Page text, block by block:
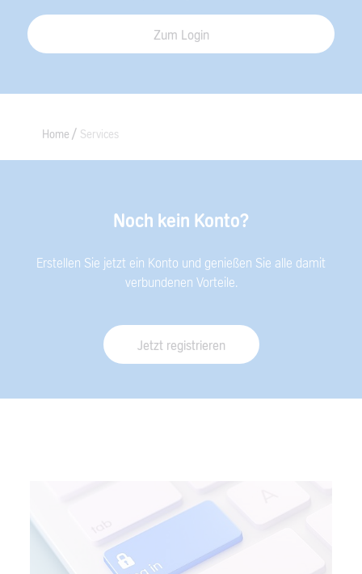
Zum Login
Home Services
Noch kein Konto?
Erstellen Sie jetzt ein Konto und genießen Sie alle damit
verbundenen Vorteile.
Jetzt registrieren